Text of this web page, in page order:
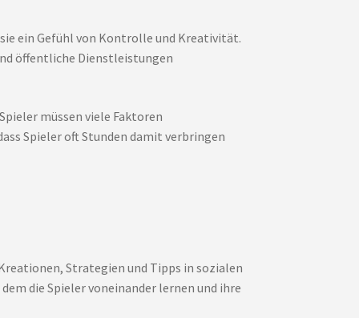
ein Gefühl von Kontrolle und Kreativität.
öffentliche Dienstleistungen
müssen viele Faktoren
Spieler oft Stunden damit verbringen
Strategien und Tipps in sozialen
die Spieler voneinander lernen und ihre